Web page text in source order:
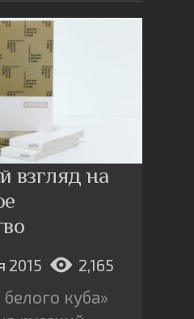
взгляд на
2015 2,165
куба»